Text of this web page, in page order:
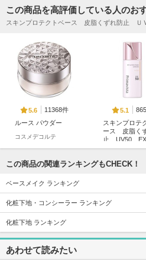
この商品を高評価している人のお
スキンプロテクトベース 皮脂くずれ防止 Ｕ
5.6
11368件
ルース パウダー
コスメデコルテ
5.1
スキンプロテ
ース 皮脂く
止 UV50 EX
5.4
14196件
ディオールスキン
フォーエヴァー フ
ルイド グロウ
サンシェルタ
この商品の関連ランキングもCHECK！
ベースメイク ランキング
化粧下地・コンシーラー ランキング
化粧下地 ランキング
あわせて読みたい